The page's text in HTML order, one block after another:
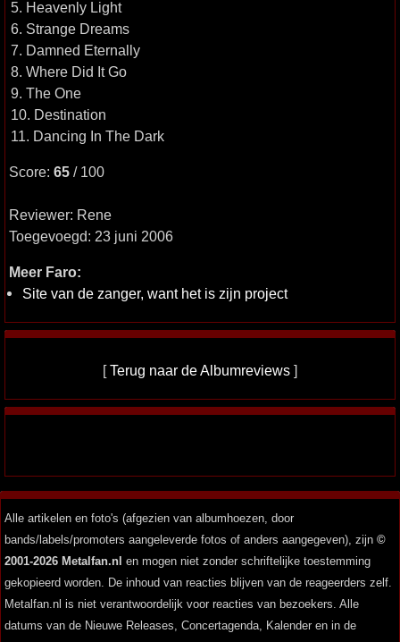
5. Heavenly Light
6. Strange Dreams
7. Damned Eternally
8. Where Did It Go
9. The One
10. Destination
11. Dancing In The Dark
Score: 65 / 100
Reviewer: Rene
Toegevoegd: 23 juni 2006
Meer Faro:
Site van de zanger, want het is zijn project
[Terug naar de Albumreviews ]
Alle artikelen en foto's (afgezien van albumhoezen, door
bands/labels/promoters aangeleverde fotos of anders aangegeven), zijn ©
2001-2026 Metalfan.nl en mogen niet zonder schriftelijke toestemming
gekopieerd worden. De inhoud van reacties blijven van de reageerders zelf.
Metalfan.nl is niet verantwoordelijk voor reacties van bezoekers. Alle
datums van de Nieuwe Releases, Concertagenda, Kalender en in de